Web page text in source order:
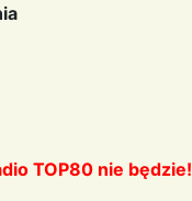
TOP80 nie będzie!